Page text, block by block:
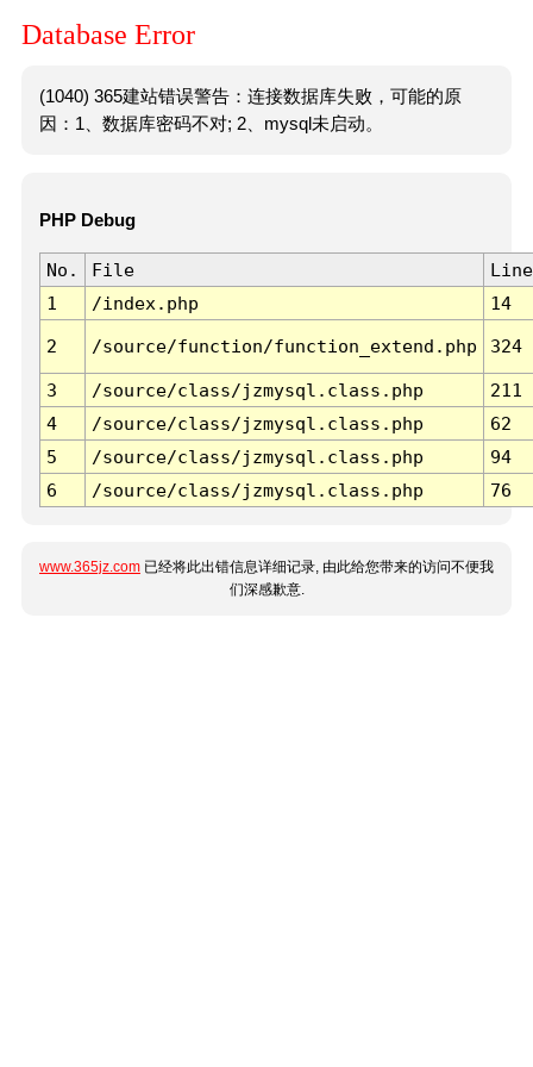
Database Error
(1040) 365建站错误警告：连接数据库失败，可能的原
因：1、数据库密码不对; 2、mysql未启动。
PHP Debug
No. File
Line
1
/index.php 14
2 /source/function/function_extend.php 324
3 /source/class/jzmysql.class.php
211
4
/source/class/jzmysql.class.php
62
5
/source/class/jzmysql.class.php
94
6
/source/class/jzmysql.class.php 76
www.365jz.com 已经将此出错信息详细记录, 由此给您带来的访问不便我
们深感歉意.